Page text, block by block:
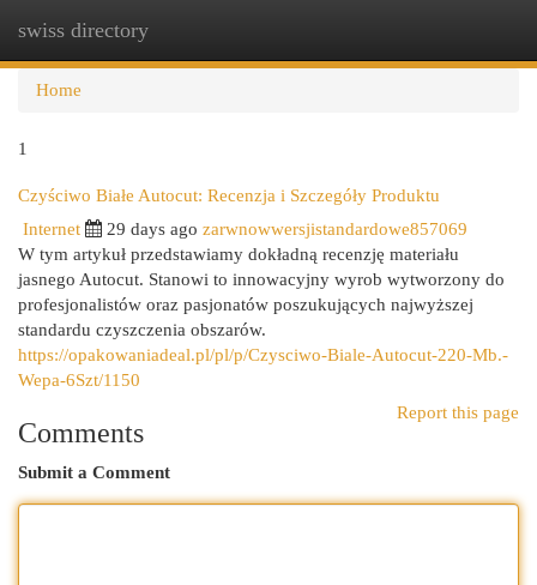
swiss directory
Home
1
Czyściwo Białe Autocut: Recenzja i Szczegóły Produktu
Internet 29 days ago zarwnowwersjistandardowe857069
W tym artykuł przedstawiamy dokładną recenzję materiału
jasnego Autocut. Stanowi to innowacyjny wyrob wytworzony do
profesjonalistów oraz pasjonatów poszukujących najwyższej
standardu czyszczenia obszarów.
https://opakowaniadeal.pl/pl/p/Czysciwo-Biale-Autocut-220-Mb.-
Wepa-6Szt/1150
Report this page
Comments
Submit a Comment